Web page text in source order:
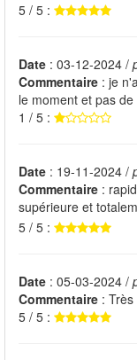
5 / 5 :
Date : 03-12-2024 /
Commentaire : je
le moment et pas de
1 / 5 :
Date : 19-11-2024 /
Commentaire :
supérieure et
5 / 5 :
Date : 05-03-2024 /
Commentaire : Très
5 / 5 :